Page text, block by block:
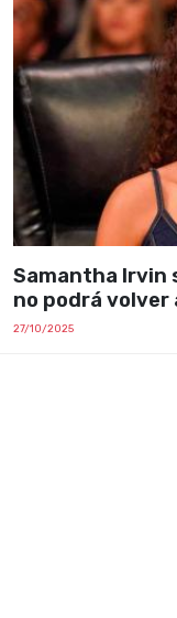
Samantha Irvin
no podrá
27/10/2025